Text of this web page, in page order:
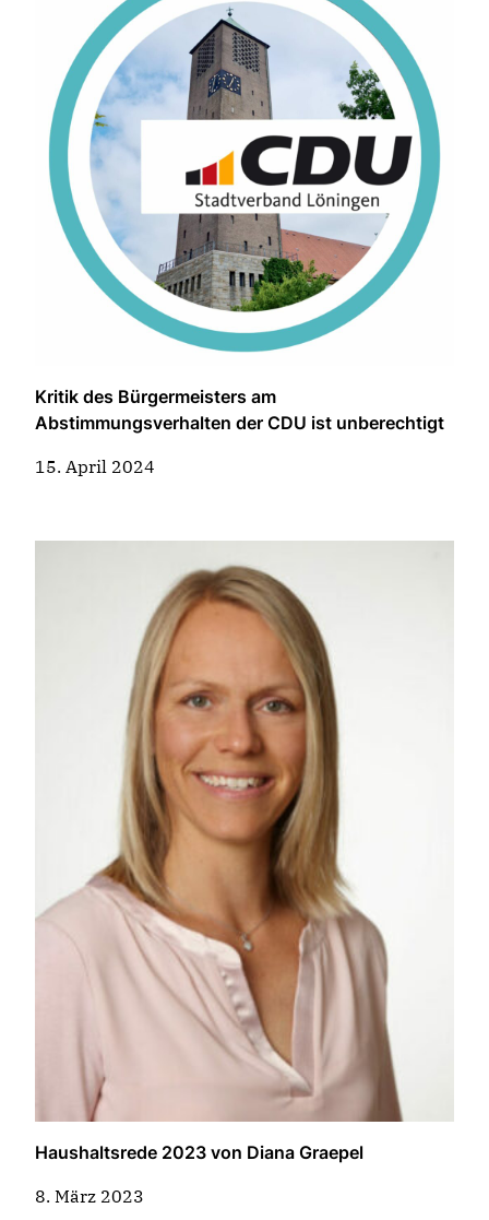
Kritik des Bürgermeisters am
Abstimmungsverhalten der CDU ist unberechtigt
15. April 2024
Haushaltsrede 2023 von Diana Graepel
8. März 2023